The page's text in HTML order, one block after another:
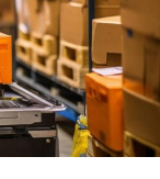
suas
hashes
que,
sua
armazenado.
para
usuários.